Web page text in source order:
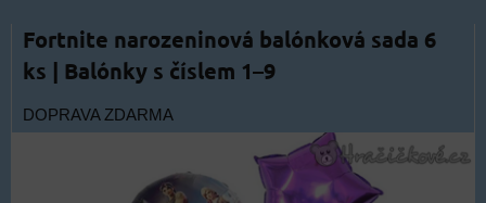
Fortnite narozeninová balónková sada 6
ks | Balónky s číslem 1–9
DOPRAVA ZDARMA